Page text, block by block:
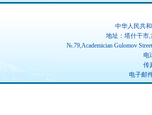
中华人民共
地址：塔什干市
№.79,Academician Gulomov
电
传
电子邮